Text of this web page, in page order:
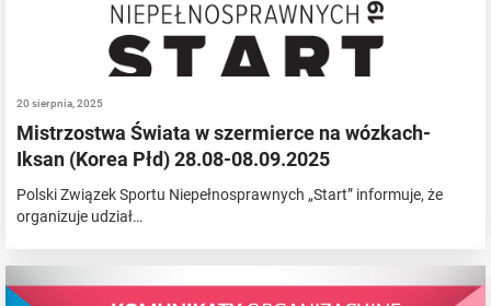
20 sierpnia, 2025
Mistrzostwa Świata w szermierce na wózkach-
Iksan (Korea Płd) 28.08-08.09.2025
Polski Związek Sportu Niepełnosprawnych „Start” informuje, że
organizuje udział…